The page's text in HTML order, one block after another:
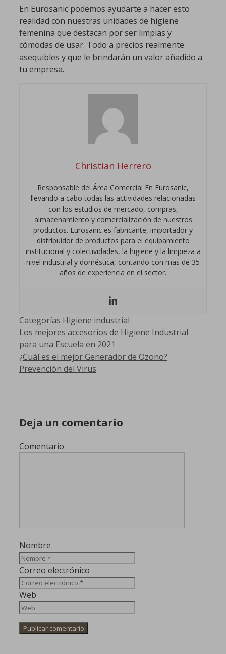
En Eurosanic podemos ayudarte a hacer esto
realidad con nuestras unidades de higiene
femenina que destacan por ser limpias y
cómodas de usar. Todo a precios realmente
asequibles y que le brindarán un valor añadido a
tu empresa.
Christian Herrero
Responsable del Área Comercial En Eurosanic,
llevando a cabo todas las actividades relacionadas
con los estudios de mercado, compras,
almacenamiento y comercialización de nuestros
productos. Eurosanic es fabricante, importador y
distribuidor de productos para el equipamiento
institucional y colectividades, la higiene y la limpieza a
nivel industrial y doméstica, contando con mas de 35
años de experiencia en el sector.
Categorías Higiene industrial
Los mejores accesorios de Higiene Industrial
para una Escuela en 2021
¿Cuál es el mejor Generador de Ozono?
Prevención del Virus
Deja un comentario
Comentario
Nombre
Correo electrónico
Web